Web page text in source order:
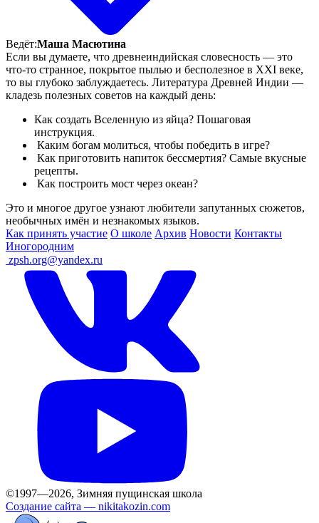
Ведёт:Маша Масютина
Если вы думаете, что древнеиндийская словесность — это
что-то странное, покрытое пылью и бесполезное в XXI веке,
то вы глубоко заблуждаетесь. Литература Древней Индии —
кладезь полезных советов на каждый день:
Как создать Вселенную из яйца? Пошаговая
инструкция.
Каким богам молиться, чтобы победить в игре?
Как приготовить напиток бессмертия? Самые вкусные
рецепты.
Как построить мост через океан?
Это и многое другое узнают любители запутанных сюжетов,
необычных имён и незнакомых языков.
Как принять участие О школе Архив Новости Контакты
Иногородним
zpsh.org@yandex.ru
©1997—2026, Зимняя пущинская школа
Создание сайта — nikitakozin.com